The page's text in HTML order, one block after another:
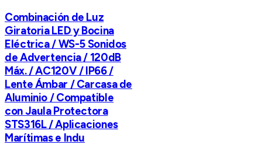
Combinación de Luz
Giratoria LED y Bocina
Eléctrica / WS-5 Sonidos
de Advertencia / 120dB
Máx. / AC120V / IP66 /
Lente Ámbar / Carcasa de
Aluminio / Compatible
con Jaula Protectora
STS316L / Aplicaciones
Marítimas e Indu